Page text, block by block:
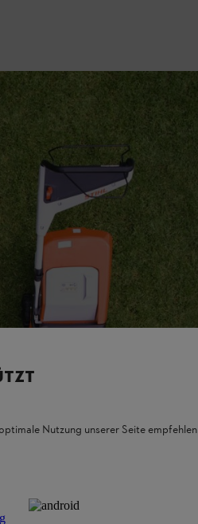
Nutzung unserer Seite empfehlen